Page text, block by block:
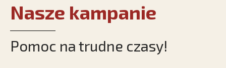
Nasze kampanie
Pomoc na trudne czasy!